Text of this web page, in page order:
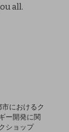
all.
におけるク
ー開発に関
ショップ